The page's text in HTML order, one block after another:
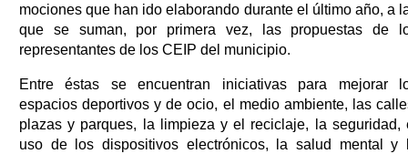
mociones que han ido elaborando durante el último año, a
que se suman, por primera vez, las propuestas de
representantes de los CEIP del municipio.
Entre éstas se encuentran iniciativas para mejorar
espacios deportivos y de ocio, el medio ambiente, las
plazas y parques, la limpieza y el reciclaje, la seguridad,
uso de los dispositivos electrónicos, la salud mental y